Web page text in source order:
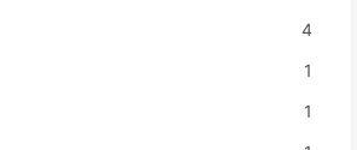
4
1
1